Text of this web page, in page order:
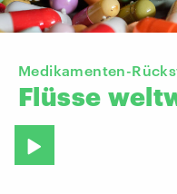
Medikamenten-
Flüsse